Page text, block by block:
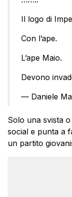
Il logo di
Con l’ape.
L’ape Maio.
Devono
— Daniele
Solo una svista
social e punta a
un partito